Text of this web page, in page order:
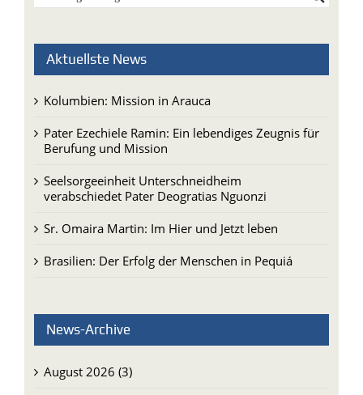
Aktuellste News
Kolumbien: Mission in Arauca
Pater Ezechiele Ramin: Ein lebendiges Zeugnis für
Berufung und Mission
Seelsorgeeinheit Unterschneidheim
verabschiedet Pater Deogratias Nguonzi
Sr. Omaira Martin: Im Hier und Jetzt leben
Brasilien: Der Erfolg der Menschen in Pequiá
News-Archive
August 2026 (3)